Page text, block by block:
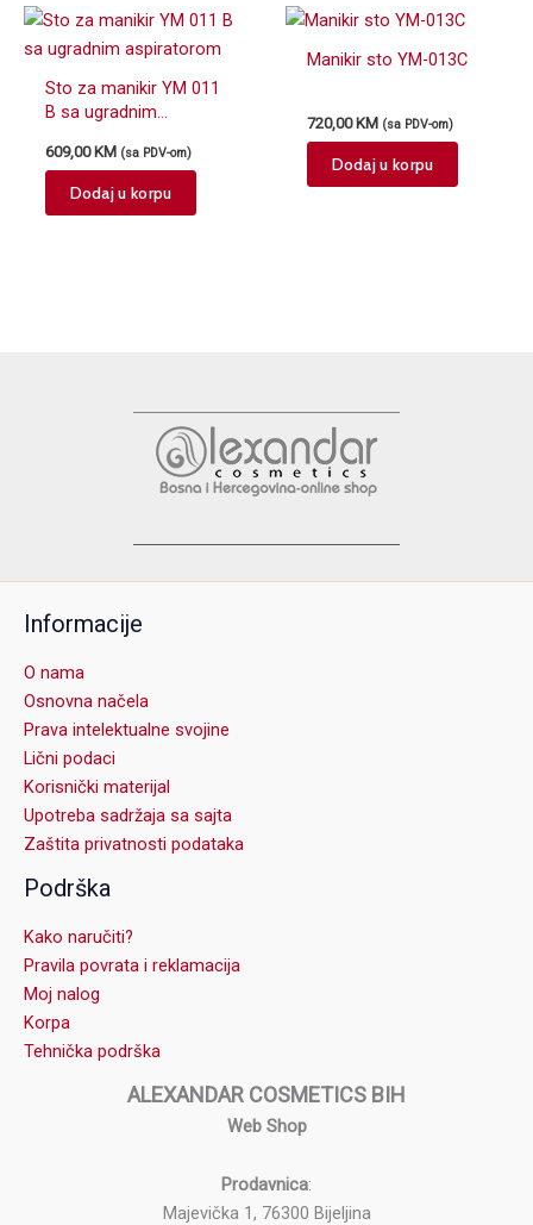
Sto za manikir YM 011
B sa ugradnim
609,00 KM (sa PDV-om)
Dodaj u korpu
Manikir sto YM-013C
720,00 KM (sa PDV-om)
Dodaj u korpu
Informacije
O nama
Osnovna načela
Prava intelektualne svojine
Lični podaci
Korisnički materijal
Upotreba sadržaja sa sajta
Zaštita privatnosti podataka
Podrška
Kako naručiti?
Pravila povrata i reklamacija
Moj nalog
Korpa
Tehnička podrška
ALEXANDAR COSMETICS BIH
Web Shop
Prodavnica:
Majevička 1, 76300 Bijeljina